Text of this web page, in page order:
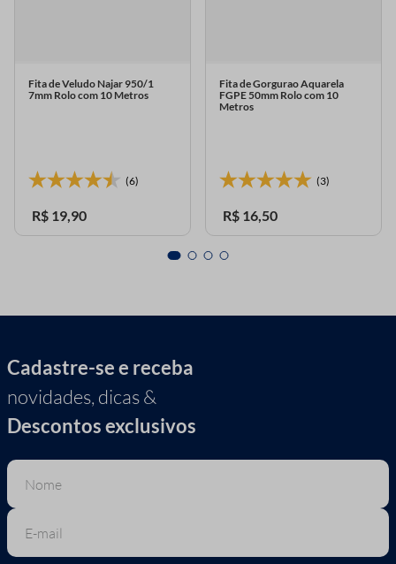
Fita de Veludo Najar 950/1
7mm Rolo com 10 Metros
(6)
R$ 19,90
Fita de Gorgurao Aquarela
FGPE 50mm Rolo com 10
Metros
(3)
R$ 16,50
Cadastre-se e receba
novidades, dicas &
Descontos exclusivos